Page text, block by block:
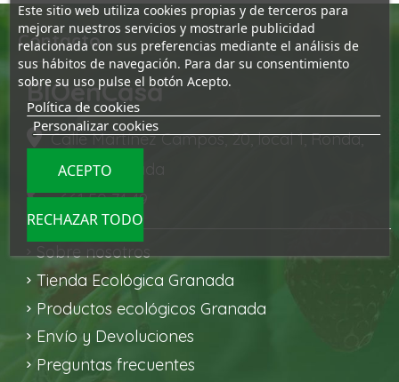
Sobre nosotros
Tienda Ecológica Granada
Productos ecológicos Granada
Envío y Devoluciones
Preguntas frecuentes
Contacto
BIOenCasa
Calle Martínez Campos, 20, local 1, Ronda,
18002 Granada
661 50 74 49
Este sitio web utiliza cookies propias y de terceros para
mejorar nuestros servicios y mostrarle publicidad
relacionada con sus preferencias mediante el análisis de
sus hábitos de navegación. Para dar su consentimiento
sobre su uso pulse el botón Acepto.
Política de cookies
Personalizar cookies
RECHAZAR TODO
ACEPTO